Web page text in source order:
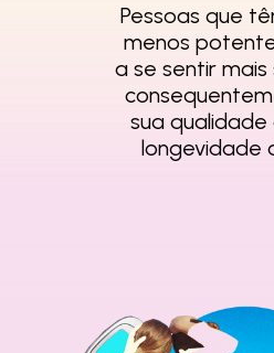
Pessoas que
menos
a se sentir mais
sua qualidade
longevidade